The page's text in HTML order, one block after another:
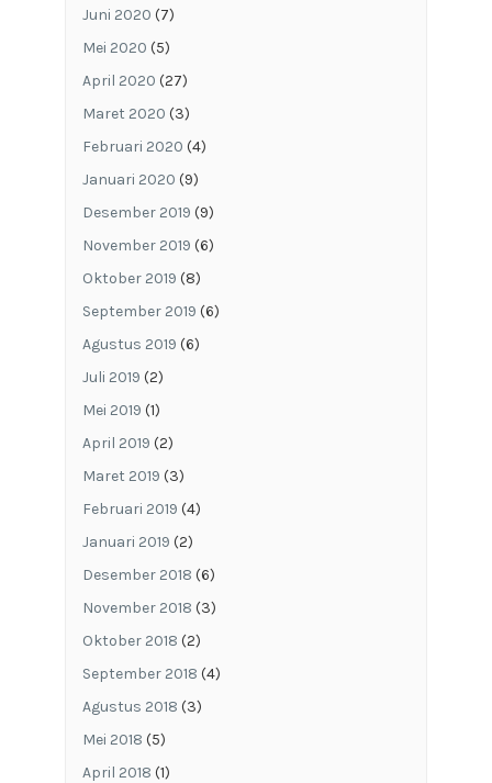
Juni 2020 (7)
Mei 2020 (5)
April 2020 (27)
Maret 2020 (3)
Februari 2020 (4)
Januari 2020 (9)
Desember 2019 (9)
November 2019 (6)
Oktober 2019 (8)
September 2019 (6)
Agustus 2019 (6)
Juli 2019 (2)
Mei 2019 (1)
April 2019 (2)
Maret 2019 (3)
Februari 2019 (4)
Januari 2019 (2)
Desember 2018 (6)
November 2018 (3)
Oktober 2018 (2)
September 2018 (4)
Agustus 2018 (3)
Mei 2018 (5)
April 2018 (1)